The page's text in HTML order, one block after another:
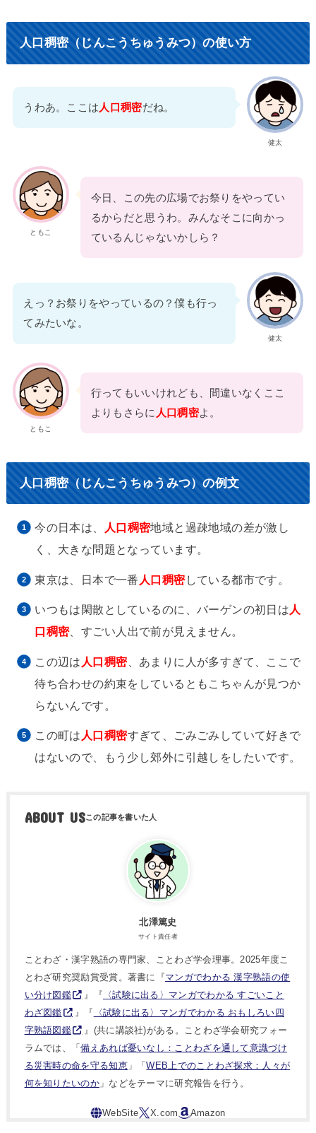
人口稠密（じんこうちゅうみつ）の使い方
健太
うわあ。ここは 人口稠密だね。
ともこ
今日、この先の広場でお祭りをやってい
るからだと思うわ。みんなそこに向かっ
ているんじゃないかしら？
健太
えっ？お祭りをやっているの？僕も行っ
てみたいな。
ともこ
行ってもいいけれども、間違いなくここ
よりもさらに 人口稠密よ。
人口稠密（じんこうちゅうみつ）の例文
今の日本は、 人口稠密地域と過疎地域の差が激し
く、大きな問題となっています。
東京は、日本で一番 人口稠密している都市です。
いつもは閑散としているのに、バーゲンの初日は 人
口稠密、すごい人出で前が見えません。
この辺は 人口稠密、あまりに人が多すぎて、ここで
待ち合わせの約束をしているともこちゃんが見つか
らないんです。
この町は 人口稠密すぎて、ごみごみしていて好きで
はないので、もう少し郊外に引越しをしたいです。
ABOUT US
北澤篤史
サイト責任者
ことわざ・漢字熟語の専門家、ことわざ学会理事。2025年度こ
とわざ研究奨励賞受賞。著書に『マンガでわかる 漢字熟語の使
い分け図鑑
』『 〈試験に出る〉マンガでわかる すごいこと
わざ図鑑
』『
〈試験に出る〉マンガでわかる おもしろい四
字熟語図鑑
』(共に講談社)がある。ことわざ学会研究フォー
ラムでは、「備えあれば憂いなし：ことわざを通して意識づけ
る災害時の命を守る知恵」「WEB上でのことわざ探求：人々が
何を知りたいのか」などをテーマに研究報告を行う。